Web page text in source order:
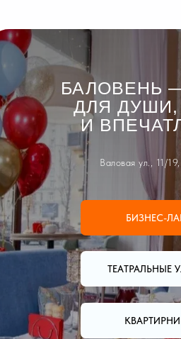
БАЛОВЕНЬ
ДЛЯ ДУШИ,
И
Валовая ул., 11/
БИЗНЕС-
ТЕАТРАЛЬНЫЕ